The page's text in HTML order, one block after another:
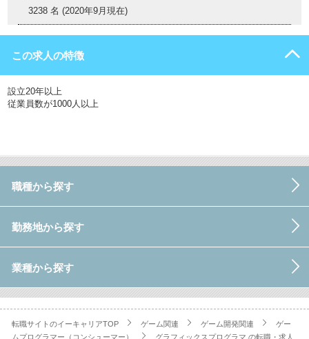
3238 名 (2020年9月現在)
この求人の特徴
設立20年以上
従業員数が1000人以上
職種から探す
勤務地から探す
業種から探す
転職サイトのイーキャリアTOP ゲーム関連 ゲーム開発関連
ゲー
ムプログラマー（コンシューマー）
グラフィックスプログラマ.の転職・求人